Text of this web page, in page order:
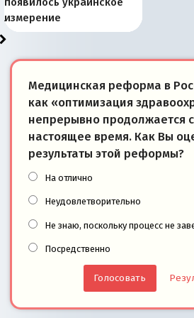
«переобувании» хозяев
суверенной экономике
Анкориджа
внутренней политике
отношениям с Россией?
Южной Осетии
измерение
Медицинская реформа в
как «оптимизация
непрерывно продолжается
настоящее время. Как Вы
результаты этой реформы?
На отлично
Неудовлетворительно
Не знаю, поскольку процесс не
Посредственно